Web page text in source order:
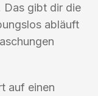
Das gibt dir die
abläuft
auf einen